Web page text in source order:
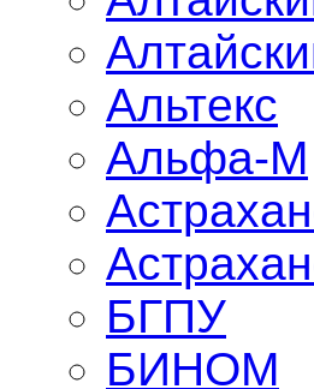
Альтекс
Альфа-М
БГПУ
БИНОМ